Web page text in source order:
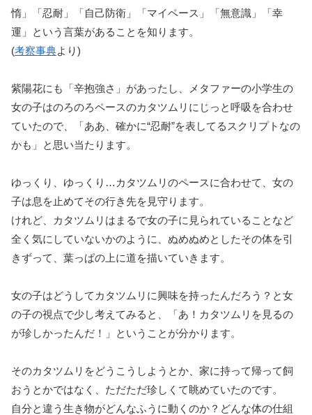
惰」「忍耐」「自己防衛」「マイペース」「無意識」「幸
運」という言葉があることを知ります。
(考察事典より)
紫陽花にも「辛抱強さ」があったし、メタファーの小学生の
女の子はのろのろペースのカタツムリにじっと呼吸を合わせ
ていたので、「ああ、確かに“忍耐”を表してるスクリプトなの
かも」と思い当たります。
ゆっくり、ゆっくり…カタツムリのペースに合わせて、女の
子は息を止めてその行き先を見守ります。
けれど、カタツムリはまるで女の子に見られていることなど
全く気にしていないかのように、ぬめぬめとしたその体を引
きずって、葉っぱの上に道を描いていきます。
女の子はどうしてカタツムリに興味を持ったんだろう？と女
の子の視点で少し考えてみると、「あ！カタツムリを見るの
が珍しかったんだ！」ということが分かります。
そのカタツムリをどうこうしようとか、家に持って帰って飼
おうとかではなく、ただただ珍しくて眺めていたのです。
自分と違う生き物がどんなふうに動くのか？どんな体の仕組